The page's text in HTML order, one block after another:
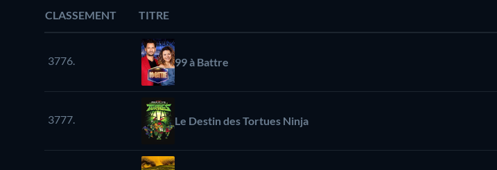
CLASSEMENT TITRE
3776. 99 à Battre
3777. Le Destin des Tortues Ninja